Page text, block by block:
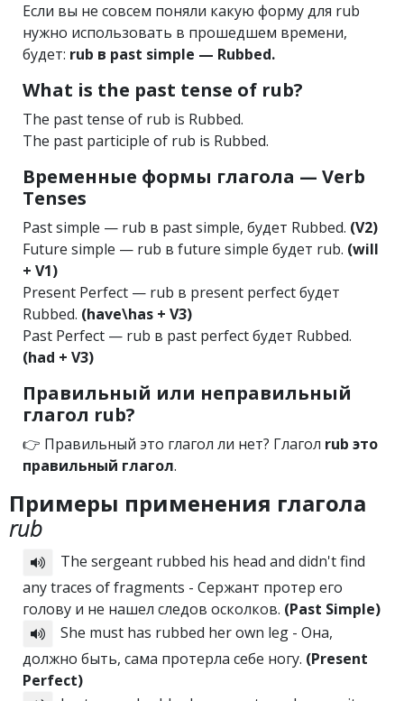
Если вы не совсем поняли какую форму для rub
нужно использовать в прошедшем времени,
будет: rub в past simple — Rubbed.
What is the past tense of rub?
The past tense of rub is Rubbed.
The past participle of rub is Rubbed.
Временные формы глагола — Verb
Tenses
Past simple — rub в past simple, будет Rubbed. (V2)
Future simple — rub в future simple будет rub. (will
+ V1)
Present Perfect — rub в present perfect будет
Rubbed. (have\has + V3)
Past Perfect — rub в past perfect будет Rubbed.
(had + V3)
Правильный или неправильный
глагол rub?
👉 Правильный это глагол ли нет? Глагол rub это
правильный глагол.
Примеры применения глагола
rub
The sergeant rubbed his head and didn't find
any traces of fragments - Сержант протер его
голову и не нашел следов осколков. (Past Simple)
She must has rubbed her own leg - Она,
должно быть, сама протерла себе ногу. (Present
Perfect)